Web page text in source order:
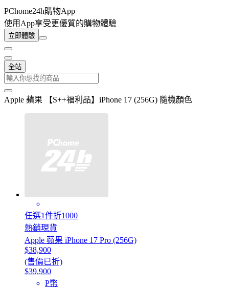
PChome24h購物App
使用App享受更優質的購物體驗
立即體驗
全站
Apple 蘋果 【S++福利品】iPhone 17 (256G) 隨機顏色
任選1件折1000
熱銷現貨
Apple 蘋果 iPhone 17 Pro (256G)
$38,900
(售價已折)
$39,900
P幣